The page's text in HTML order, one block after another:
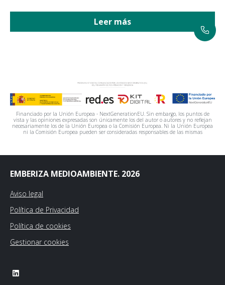
Leer más
Financiado por la Unión Europea - NextGenerationEU. Sin embargo, los puntos de
vista y las opiniones expresadas son únicamente los del autor o autores y no reflejan
necesariamente los de la Unión Europea o la Comisión Europea. Ni la Unión Europea
ni la Comisión Europea pueden ser consideradas responsables de las mismas
EMBERIZA MEDIOAMBIENTE. 2026
Aviso legal
Política de Privacidad
Política de cookies
Gestionar cookies